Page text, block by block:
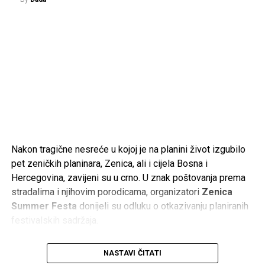
u historiji Bosne i Hercegovine i u sjećanju onih koji cijene
slobodu – poručio je Ajnadžić.
Termin komemoracije i dženaze bit će naknadno objavljen.
Odlaskom Ramiza Drekovića Bosna i Hercegovina izgubila
djelovanjem Armije Republike Bosne i Hercegovine.
Nakon tragične nesreće u kojoj je na planini život izgubilo
pet zeničkih planinara, Zenica, ali i cijela Bosna i
Hercegovina, zavijeni su u crno. U znak poštovanja prema
stradalima i njihovim porodicama, organizatori Zenica
Summer Festa donijeli su odluku o otkazivanju planiranih
Međutim, umjesto razumijevanja i riječi podrške, na
društvenim mrežama pojavili su se brojni komentari koji su
NASTAVI ČITATI